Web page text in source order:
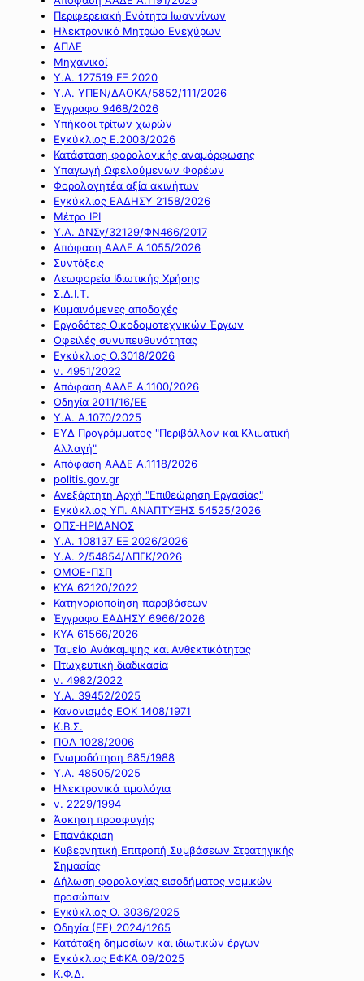
Περιφερειακή Ενότητα Ιωαννίνων
Ηλεκτρονικό Μητρώο Ενεχύρων
ΑΠΔΕ
Μηχανικοί
Υ.Α. 127519 ΕΞ 2020
Υ.Α. ΥΠΕΝ/ΔΑΟΚΑ/5852/111/2026
Έγγραφο 9468/2026
Υπήκοοι τρίτων χωρών
Εγκύκλιος Ε.2003/2026
Κατάσταση φορολογικής αναμόρφωσης
Υπαγωγή Ωφελούμενων Φορέων
Φορολογητέα αξία ακινήτων
Εγκύκλιος ΕΑΔΗΣΥ 2158/2026
Μέτρο IPI
Υ.Α. ΔΝΣγ/32129/ΦΝ466/2017
Απόφαση ΑΑΔΕ Α.1055/2026
Συντάξεις
Λεωφορεία Ιδιωτικής Χρήσης
Σ.Δ.Ι.Τ.
Κυμαινόμενες αποδοχές
Εργοδότες Οικοδομοτεχνικών Έργων
Οφειλές συνυπευθυνότητας
Εγκύκλιος Ο.3018/2026
ν. 4951/2022
Απόφαση ΑΑΔΕ Α.1100/2026
Οδηγία 2011/16/ΕΕ
Υ.Α. Α.1070/2025
ΕΥΔ Προγράμματος "Περιβάλλον και Κλιματική
Αλλαγή"
Απόφαση ΑΑΔΕ Α.1118/2026
politis.gov.gr
Ανεξάρτητη Αρχή "Επιθεώρηση Εργασίας"
Εγκύκλιος ΥΠ. ΑΝΑΠΤΥΞΗΣ 54525/2026
ΟΠΣ-ΗΡΙΔΑΝΟΣ
Υ.Α. 108137 ΕΞ 2026/2026
Υ.Α. 2/54854/ΔΠΓΚ/2026
ΟΜΟΕ-ΠΣΠ
ΚΥΑ 62120/2022
Κατηγοριοποίηση παραβάσεων
Έγγραφο ΕΑΔΗΣΥ 6966/2026
ΚΥΑ 61566/2026
Ταμείο Ανάκαμψης και Ανθεκτικότητας
Πτωχευτική διαδικασία
ν. 4982/2022
Υ.Α. 39452/2025
Κανονισμός ΕΟΚ 1408/1971
Κ.Β.Σ.
ΠΟΛ 1028/2006
Γνωμοδότηση 685/1988
Υ.Α. 48505/2025
Ηλεκτρονικά τιμολόγια
ν. 2229/1994
Άσκηση προσφυγής
Επανάκριση
Κυβερνητική Επιτροπή Συμβάσεων Στρατηγικής
Σημασίας
Δήλωση φορολογίας εισοδήματος νομικών
προσώπων
Εγκύκλιος Ο. 3036/2025
Οδηγία (ΕΕ) 2024/1265
Κατάταξη δημοσίων και ιδιωτικών έργων
Εγκύκλιος ΕΦΚΑ 09/2025
Κ.Φ.Δ.